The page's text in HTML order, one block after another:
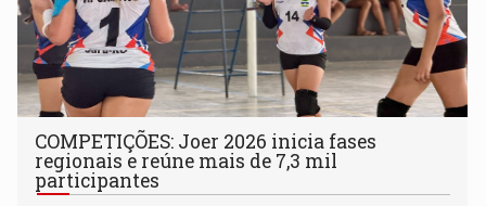
COMPETIÇÕES: Joer 2026 inicia fases
regionais e reúne mais de 7,3 mil
participantes